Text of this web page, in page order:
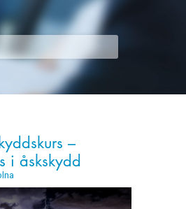
–
i åskskydd